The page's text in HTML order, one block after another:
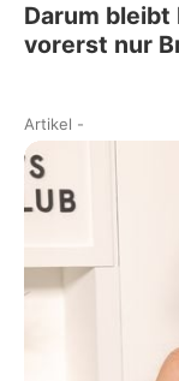
Darum bleibt
vorerst nur
Artikel -